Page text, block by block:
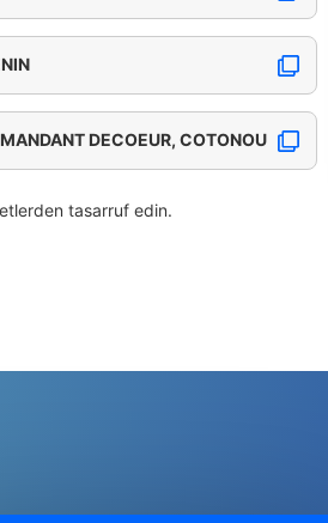
DECOEUR, COTONOU
tasarruf edin.